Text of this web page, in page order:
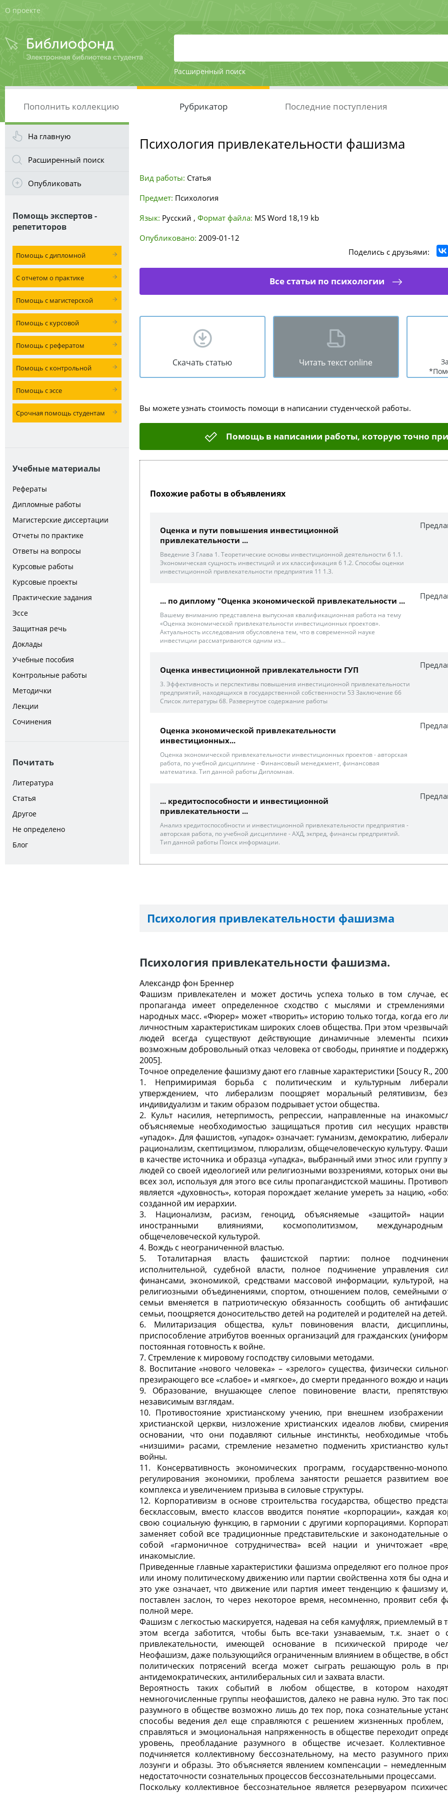
О проекте
Расширенный поиск
Пополнить коллекцию Рубрикатор Последние поступления
На главную
Расширенный поиск
Опубликовать
Помощь экспертов -
репетиторов
Помощь с дипломной
С отчетом о практике
Помощь с магистерской
Помощь с курсовой
Помощь с рефератом
Помощь с контрольной
Помощь с эссе
Срочная помощь студентам
Учебные материалы
Рефераты
Дипломные работы
Магистерские диссертации
Отчеты по практике
Ответы на вопросы
Курсовые работы
Курсовые проекты
Практические задания
Эссе
Защитная речь
Доклады
Учебные пособия
Контрольные работы
Методички
Лекции
Сочинения
Почитать
Литература
Статья
Другое
Не определено
Блог
Психология привлекательности фашизма
Вид работы: Статья
Предмет: Психология
Язык: Русский , Формат файла: MS Word 18,19 kb
Опубликовано: 2009-01-12
Поделись с друзьями:
Все статьи по психологии
Скачать статью Читать текст online
Вы можете узнать стоимость помощи в написании студенческой работы.
Помощь в написании работы, которую точно
Похожие работы в объявлениях
Оценка и пути повышения инвестиционной
привлекательности ...
Введение 3 Глава 1. Теоретические основы инвестиционной деятельности 6 1.1.
Экономическая сущность инвестиций и их классификация 6 1.2. Способы оценки
инвестиционной привлекательности предприятия 11 1.3.
... по диплому "Оценка экономической привлекательности ...
Вашему вниманию представлена выпускная квалификационная работа на тему
«Оценка экономической привлекательности инвестиционных проектов».
Актуальность исследования обусловлена тем, что в современной науке
инвестиции рассматриваются одним из...
Оценка инвестиционной привлекательности ГУП
3. Эффективность и перспективы повышения инвестиционной привлекательности
предприятий, находящихся в государственной собственности 53 Заключение 66
Список литературы 68. Развернутое содержание работы
Оценка экономической привлекательности
инвестиционных...
Оценка экономической привлекательности инвестиционных проектов - авторская
работа, по учебной дисциплине - Финансовый менеджмент, финансовая
математика. Тип данной работы Дипломная.
... кредитоспособности и инвестиционной
привлекательности ...
Анализ кредитоспособности и инвестиционной привлекательности предприятия -
авторская работа, по учебной дисциплине - АХД, экпред, финансы предприятий.
Тип данной работы Поиск информации.
Психология привлекательности фашизма
Психология привлекательности фашизма.
Александр фон Бреннер
Фашизм привлекателен и может достичь успеха только в том случае,
пропаганда имеет определенное сходство с мыслями и
народных масс. «Фюрер» может «творить» историю только тогда, когда его
личностным характеристикам широких слоев общества. При этом
людей всегда существуют действующие динамичные элементы
возможным добровольный отказ человека от свободы, принятие и
2005].
Точное определение фашизму дают его главные характеристики [Soucy R.,
1. Непримиримая борьба с политическим и культурным
утверждением, что либерализм поощряет моральный релятивизм,
индивидуализм и таким образом подрывает устои общества.
2. Культ насилия, нетерпимость, репрессии, направленные на
объясняемые необходимостью защищаться против сил несущих
«упадок». Для фашистов, «упадок» означает: гуманизм, демократию,
рационализм, скептицизмом, плюрализм, общечеловеческую культуру.
в качестве источника и образца «упадка», выбранный ими этнос или группу
людей со своей идеологией или религиозными воззрениями, которых они
всех зол, используя для этого все силы пропагандистской машины.
является «духовность», которая порождает желание умереть за нацию,
созданной им иерархии.
3. Национализм, расизм, геноцид, объясняемые «защитой» нации
иностранными влияниями, космополитизмом, международным
общечеловеческой культурой.
4. Вождь с неограниченной властью.
5. Тоталитарная власть фашистской партии: полное подчинение
исполнительной, судебной власти, полное подчинение управления
финансами, экономикой, средствами массовой информации, культурой,
религиозными объединениями, спортом, отношением полов, семейными
семьи вменяется в патриотическую обязанность сообщить об
семьи, поощряется доносительство детей на родителей и родителей на детей.
6. Милитаризация общества, культ повиновения власти,
приспособление атрибутов военных организаций для гражданских
постоянная готовность к войне.
7. Стремление к мировому господству силовыми методами.
8. Воспитание «нового человека» – «зрелого» существа, физически
презирающего все «слабое» и «мягкое», до смерти преданного вождю и
9. Образование, внушающее слепое повиновение власти,
независимым взглядам.
10. Противостояние христианскому учению, при внешнем изображении
христианской церкви, низложение христианских идеалов любви,
основании, что они подавляют сильные инстинкты, необходимые
«низшими» расами, стремление незаметно подменить христианство
войны.
11. Консервативность экономических программ, государственно-
регулирования экономики, проблема занятости решается развитием
комплекса и увеличением призыва в силовые структуры.
12. Корпоративизм в основе строительства государства, общество
бесклассовым, вместо классов вводится понятие «корпорации», каждая
свою социальную функцию, в гармонии с другими корпорациями.
заменяет собой все традиционные представительские и законодательные
собой «гармоничное сотрудничества» всей нации и уничтожает
инакомыслие.
Приведенные главные характеристики фашизма определяют его полное
или иному политическому движению или партии свойственна хотя бы одна
это уже означает, что движение или партия имеет тенденцию к фашизму
поставлен заслон, то через некоторое время, несомненно, проявит себя
полной мере.
Фашизм с легкостью маскируется, надевая на себя камуфляж, приемлемый в
этом всегда заботится, чтобы быть все-таки узнаваемым, т.к. знает о
привлекательности, имеющей основание в психической природе
Неофашизм, даже пользующийся ограниченным влиянием в обществе, в
политических потрясений всегда может сыграть решающую роль в
антидемократических, антилиберальных сил и захвата власти.
Вероятность таких событий в любом обществе, в котором
немногочисленные группы неофашистов, далеко не равна нулю. Это так
разумного в обществе возможно лишь до тех пор, пока сознательные
способы ведения дел еще справляются с решением жизненных проблем,
справляться и эмоциональная напряженность в обществе переходит
уровень, преобладание разумного в обществе исчезает.
подчиняется коллективному бессознательному, на место разумного
лозунги и образы. Это объясняется явлением компенсации –
недостаточности сознательных процессов бессознательными процессами.
Поскольку коллективное бессознательное является резервуаром